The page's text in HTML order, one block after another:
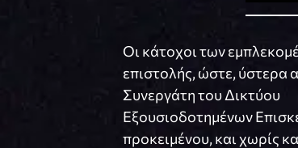
Οι κάτοχοι των
επιστολής, ώστε, ύστερα
Συνεργάτη του Δικτύου
Εξουσιοδοτημένων
προκειμένου, και χωρίς